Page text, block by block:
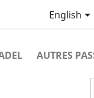
English
AUTRES